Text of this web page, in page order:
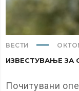
ВЕСТИ
ИЗВЕСТУВАЊЕ ЗА
Почитувани